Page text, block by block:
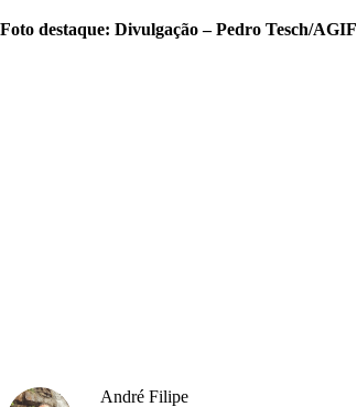
Foto destaque: Divulgação – Pedro Tesch/AGIF
André Filipe